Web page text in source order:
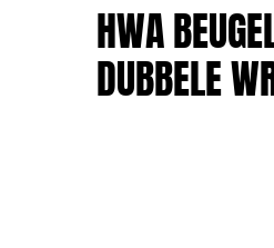
HWA
DUBBELE